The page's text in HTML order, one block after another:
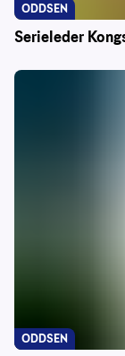
Serieleder
ODDSEN
ODDSEN